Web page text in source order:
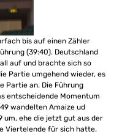
bis auf einen Zähler
(39:40). Deutschland
auf und brachte sich so
Partie umgehend wieder, es
Partie an. Die Führung
entscheidende Momentum
wandelten Amaize ud
um, ehe die jetzt gut aus der
Viertelende für sich hatte.